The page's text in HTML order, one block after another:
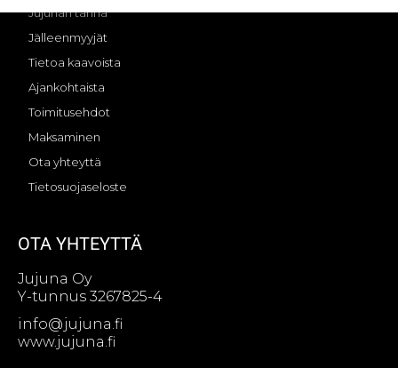
Jujunan tarina
Jälleenmyyjät
Tietoa kaavoista
Ajankohtaista
Toimitusehdot
Maksaminen
Ota yhteyttä
Tietosuojaseloste
OTA YHTEYTTÄ
Jujuna Oy
Y-tunnus 3267825-4
info@jujuna.fi
www.jujuna.fi